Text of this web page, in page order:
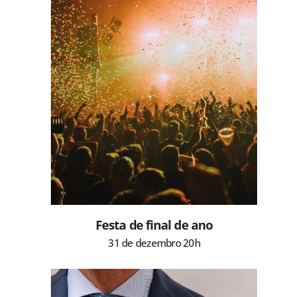
Festa de final de ano
31 de dezembro 20h